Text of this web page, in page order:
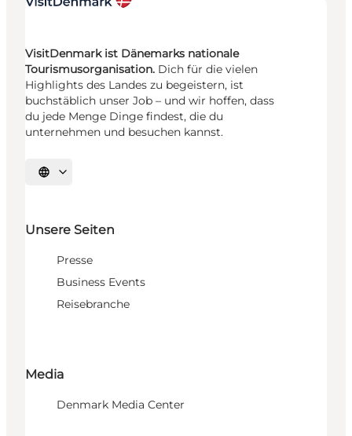
VisitDenmark ist Dänemarks nationale
Tourismusorganisation. Dich für die vielen
Highlights des Landes zu begeistern, ist
buchstäblich unser Job – und wir hoffen, dass
du jede Menge Dinge findest, die du
unternehmen und besuchen kannst.
Sprache auswählen
Unsere Seiten
Presse
Business Events
Reisebranche
Media
Denmark Media Center